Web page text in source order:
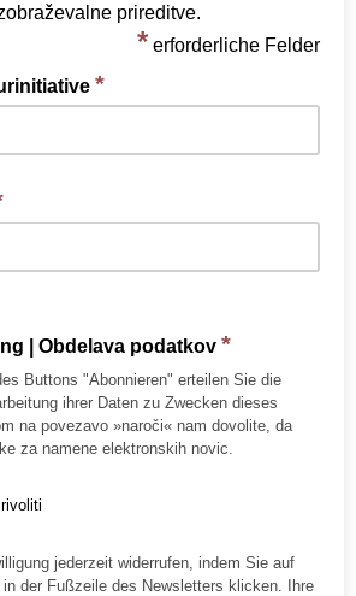
prireditve.
* erforderliche Felder
*
| Obdelava podatkov *
Buttons "Abonnieren" erteilen Sie die
ihrer Daten zu Zwecken dieses
na povezavo »naroči« nam dovolite, da
za namene elektronskih novic.
jederzeit widerrufen, indem Sie auf
der Fußzeile des Newsletters klicken. Ihre